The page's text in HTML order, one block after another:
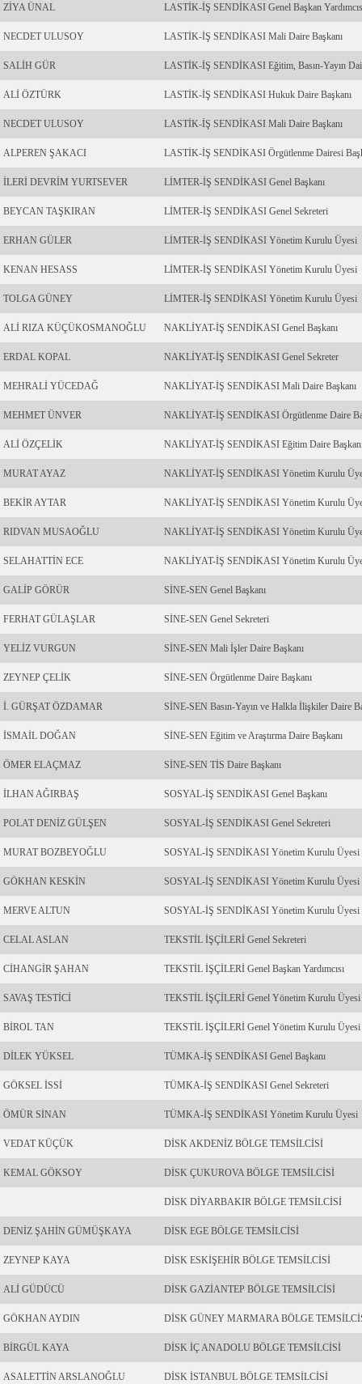
ZİYA ÜNAL LASTİK-İŞ SENDİKASI Genel Başkan
NECDET ULUSOY LASTİK-İŞ SENDİKASI Mali Daire Başkanı
SALİH GÜR LASTİK-İŞ SENDİKASI Eğitim, Basın-Yayın
ALİ ÖZTÜRK LASTİK-İŞ SENDİKASI Hukuk Daire Başkanı
NECDET ULUSOY LASTİK-İŞ SENDİKASI Mali Daire Başkanı
ALPEREN ŞAKACI LASTİK-İŞ SENDİKASI Örgütlenme Dairesi
İLERİ DEVRİM YURTSEVER LİMTER-İŞ SENDİKASI Genel Başkanı
BEYCAN TAŞKIRAN LİMTER-İŞ SENDİKASI Genel Sekreteri
ERHAN GÜLER LİMTER-İŞ SENDİKASI Yönetim Kurulu Üyesi
KENAN HESASS LİMTER-İŞ SENDİKASI Yönetim Kurulu Üyesi
TOLGA GÜNEY LİMTER-İŞ SENDİKASI Yönetim Kurulu Üyesi
ALİ RIZA KÜÇÜKOSMANOĞLU NAKLİYAT-İŞ SENDİKASI Genel Başkanı
ERDAL KOPAL NAKLİYAT-İŞ SENDİKASI Genel Sekreter
MEHRALİ YÜCEDAĞ NAKLİYAT-İŞ SENDİKASI Mali Daire Başkanı
MEHMET ÜNVER NAKLİYAT-İŞ SENDİKASI Örgütlenme Daire
ALİ ÖZÇELİK NAKLİYAT-İŞ SENDİKASI Eğitim Daire
MURAT AYAZ NAKLİYAT-İŞ SENDİKASI Yönetim Kurulu
BEKİR AYTAR NAKLİYAT-İŞ SENDİKASI Yönetim Kurulu
RIDVAN MUSAOĞLU NAKLİYAT-İŞ SENDİKASI Yönetim Kurulu
SELAHATTİN ECE NAKLİYAT-İŞ SENDİKASI Yönetim Kurulu
GALİP GÖRÜR SİNE-SEN Genel Başkanı
FERHAT GÜLAŞLAR SİNE-SEN Genel Sekreteri
YELİZ VURGUN SİNE-SEN Mali İşler Daire Başkanı
ZEYNEP ÇELİK SİNE-SEN Örgütlenme Daire Başkanı
İ. GÜRŞAT ÖZDAMAR SİNE-SEN Basın-Yayın ve Halkla İlişkiler Daire
İSMAİL DOĞAN SİNE-SEN Eğitim ve Araştırma Daire Başkanı
ÖMER ELAÇMAZ SİNE-SEN TİS Daire Başkanı
İLHAN AĞIRBAŞ SOSYAL-İŞ SENDİKASI Genel Başkanı
POLAT DENİZ GÜLŞEN SOSYAL-İŞ SENDİKASI Genel Sekreteri
MURAT BOZBEYOĞLU SOSYAL-İŞ SENDİKASI Yönetim Kurulu Üyesi
GÖKHAN KESKİN SOSYAL-İŞ SENDİKASI Yönetim Kurulu Üyesi
MERVE ALTUN SOSYAL-İŞ SENDİKASI Yönetim Kurulu Üyesi
CELAL ASLAN TEKSTİL İŞÇİLERİ Genel Sekreteri
CİHANGİR ŞAHAN TEKSTİL İŞÇİLERİ Genel Başkan Yardımcısı
SAVAŞ TESTİCİ TEKSTİL İŞÇİLERİ Genel Yönetim Kurulu Üyesi
BİROL TAN TEKSTİL İŞÇİLERİ Genel Yönetim Kurulu Üyesi
DİLEK YÜKSEL TÜMKA-İŞ SENDİKASI Genel Başkanı
GÖKSEL İSSİ TÜMKA-İŞ SENDİKASI Genel Sekreteri
ÖMÜR SİNAN TÜMKA-İŞ SENDİKASI Yönetim Kurulu Üyesi
VEDAT KÜÇÜK DİSK AKDENİZ BÖLGE TEMSİLCİSİ
KEMAL GÖKSOY DİSK ÇUKUROVA BÖLGE TEMSİLCİSİ
DİSK DİYARBAKIR BÖLGE TEMSİLCİSİ
DENİZ ŞAHİN GÜMÜŞKAYA DİSK EGE BÖLGE TEMSİLCİSİ
ZEYNEP KAYA DİSK ESKİŞEHİR BÖLGE TEMSİLCİSİ
ALİ GÜDÜCÜ DİSK GAZİANTEP BÖLGE TEMSİLCİSİ
GÖKHAN AYDIN DİSK GÜNEY MARMARA BÖLGE
BİRGÜL KAYA DİSK İÇ ANADOLU BÖLGE TEMSİLCİSİ
ASALETTİN ARSLANOĞLU DİSK İSTANBUL BÖLGE TEMSİLCİSİ